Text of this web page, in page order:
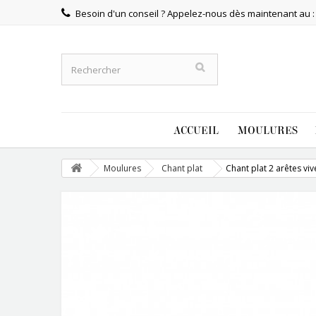
Besoin d'un conseil ? Appelez-nous dès maintenant au :
ACCUEIL MOULURES
Moulures Chant plat Chant plat 2 arêtes